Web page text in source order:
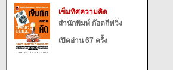
เข็มทิศความคิด
สำนักพิมพ์ ก๊อตกีฟวิ่ง
เปิดอ่าน 67 ครั้ง